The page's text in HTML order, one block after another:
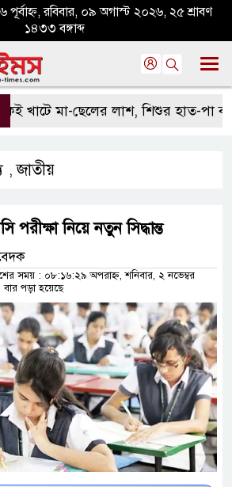
পূর্বাহ্ন, রবিবার, ০৯ অগাস্ট ২০২৬, ২৫ শ্রাবণ
১৪৩৩ বঙ্গাব্দ
মা-ছেলের লাশ, শিশুর হাত-পা
,জাতীয়
নিয়ে নতুন সিদ্ধান্ত
সময় : ০৮:১৬:২৯ অপরাহ্ন, শনিবার, ২ নভেম্বর
পড়া হয়েছে